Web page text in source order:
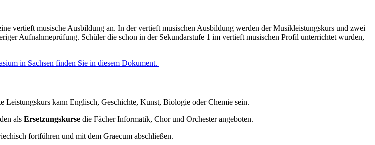
vertieft musische Ausbildung an. In der vertieft musischen Ausbildung werden der Musikleistungskurs und zwei
Aufnahmeprüfung. Schüler die schon in der Sekundarstufe 1 im vertieft musischen Profil unterrichtet wurden,
in Sachsen finden Sie in diesem Dokument.
kann Englisch, Geschichte, Kunst, Biologie oder Chemie sein.
als Ersetzungskurse die Fächer Informatik, Chor und Orchester angeboten.
fortführen und mit dem Graecum abschließen.